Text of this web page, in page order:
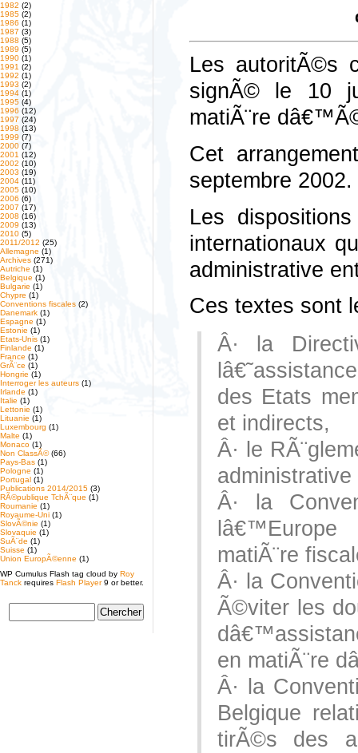
1982 (2)
1985 (2)
1986 (1)
1987 (3)
1988 (5)
1989 (5)
1990 (1)
1991 (2)
1992 (1)
1993 (2)
1994 (1)
1995 (4)
1996 (12)
1997 (24)
1998 (13)
1999 (7)
2000 (7)
2001 (12)
2002 (10)
2003 (19)
2004 (11)
2005 (10)
2006 (6)
2007 (17)
2008 (16)
2009 (13)
2010 (5)
2011/2012 (25)
Allemagne (1)
Archives (271)
Autriche (1)
Belgique (1)
Bulgarie (1)
Chypre (1)
Conventions fiscales (2)
Danemark (1)
Espagne (1)
Estonie (1)
Etats-Unis (1)
Finlande (1)
France (1)
GrÃ¨ce (1)
Hongrie (1)
Interroger les auteurs (1)
Irlande (1)
Italie (1)
Lettonie (1)
Lituanie (1)
Luxembourg (1)
Malte (1)
Monaco (1)
Non ClassÃ©(66)
Pays-Bas (1)
Pologne (1)
Portugal (1)
Publications 2014/2015 (3)
RÃ©publique TchÃ¨que (1)
Roumanie (1)
Royaume-Uni (1)
SlovÃ©nie (1)
Slovaquie (1)
SuÃ¨de (1)
Suisse (1)
Union EuropÃ©enne (1)
WP Cumulus Flash tag cloud by Roy
Tanck requires Flash Player9 or better.
Les autoritÃ©s
signÃ© le 10
matiÃ¨re
Cet
septembre 2002.
Les
internationaux
administrative
Ces textes sont
Â· la
des Etats
et indirects,
Â· le
Â· la
lâ€™Europe
matiÃ¨re
Â· la
Ã©viter les
en matiÃ¨re
Â· la
Belgique
tirÃ©s des